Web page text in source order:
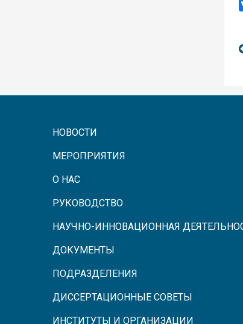
НОВОСТИ
МЕРОПРИЯТИЯ
О НАС
РУКОВОДСТВО
НАУЧНО-ИННОВАЦИОННАЯ
ДОКУМЕНТЫ
ПОДРАЗДЕЛЕНИЯ
ДИССЕРТАЦИОННЫЕ СОВЕТЫ
ИНСТИТУТЫ И ОРГАНИЗАЦИИ